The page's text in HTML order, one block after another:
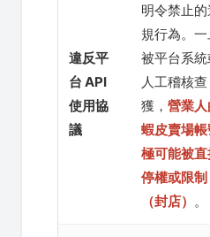
違反平
台 API
使用協
議
明令禁止的
規行為。一
被平台系
人工稽核查
獲， 營業
蝦皮賣場
極可能被
停權或限制
（封店） 。